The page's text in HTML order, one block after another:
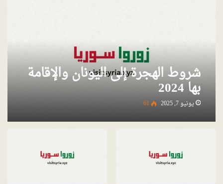
شروط الهجرة إلى اليونان والإقامة
بها 2024
يونيو 7, 2025 61